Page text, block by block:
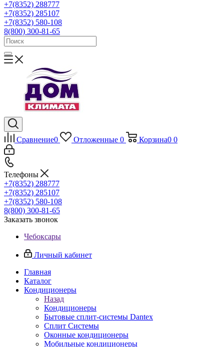
+7(8352) 288777
+7(8352) 285107
+7(8352) 580-108
8(800) 300-81-65
Сравнение0 Отложенные 0 Корзина0 0
Телефоны
+7(8352) 288777
+7(8352) 285107
+7(8352) 580-108
8(800) 300-81-65
Заказать звонок
Чебоксары
Личный кабинет
Главная
Каталог
Кондиционеры
Назад
Кондиционеры
Бытовые сплит-системы Dantex
Сплит Системы
Оконные кондиционеры
Мобильные кондиционеры